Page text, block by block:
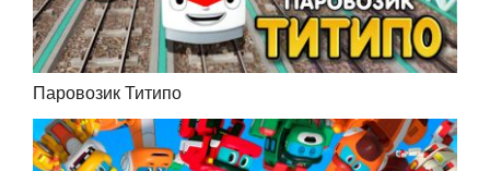
Паровозик Титипо